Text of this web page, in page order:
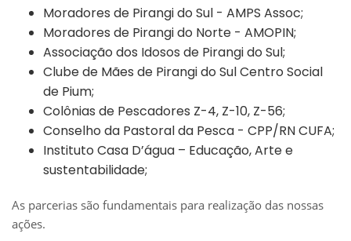
Moradores de Pirangi do Sul - AMPS Assoc;
Moradores de Pirangi do Norte - AMOPIN;
Associação dos Idosos de Pirangi do Sul;
Clube de Mães de Pirangi do Sul Centro Social
de Pium;
Colônias de Pescadores Z-4, Z-10, Z-56;
Conselho da Pastoral da Pesca - CPP/RN CUFA;
Instituto Casa D’água – Educação, Arte e
sustentabilidade;
As parcerias são fundamentais para realização das nossas
ações.